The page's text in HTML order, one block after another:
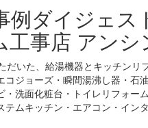
例ダイジェス
工事店 アン
だいた、給湯機器とキッチン
ジョーズ・瞬間湯沸し器・
・洗面化粧台・トイレリフォ
テムキッチン・エアコン・イ